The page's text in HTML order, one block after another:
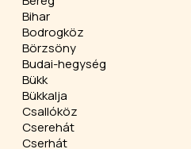
Bihar
Bodrogköz
Börzsöny
Budai-hegység
Bükk
Bükkalja
Csallóköz
Cserehát
Cserhát